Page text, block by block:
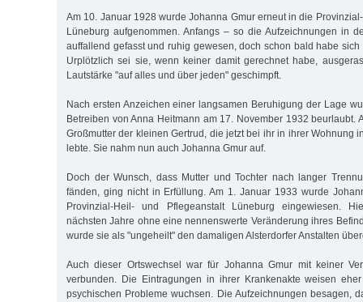
Am 10. Januar 1928 wurde Johanna Gmur erneut in die
Lüneburg aufgenommen. Anfangs – so die Aufzeichnungen in
auffallend gefasst und ruhig gewesen, doch schon bald habe
Urplötzlich sei sie, wenn keiner damit gerechnet habe,
Lautstärke "auf alles und über jeden" geschimpft.
Nach ersten Anzeichen einer langsamen Beruhigung der Lage
Betreiben von Anna Heitmann am 17. November 1932 beurlaubt.
Großmutter der kleinen Gertrud, die jetzt bei ihr in ihrer Wohnung
lebte. Sie nahm nun auch Johanna Gmur auf.
Doch der Wunsch, dass Mutter und Tochter nach langer
fänden, ging nicht in Erfüllung. Am 1. Januar 1933 wurde
Provinzial-Heil- und Pflegeanstalt Lüneburg eingewiesen.
nächsten Jahre ohne eine nennenswerte Veränderung ihres
wurde sie als "ungeheilt" den damaligen Alsterdorfer Anstalten
Auch dieser Ortswechsel war für Johanna Gmur mit keiner
verbunden. Die Eintragungen in ihrer Krankenakte weisen
psychischen Probleme wuchsen. Die Aufzeichnungen besagen,